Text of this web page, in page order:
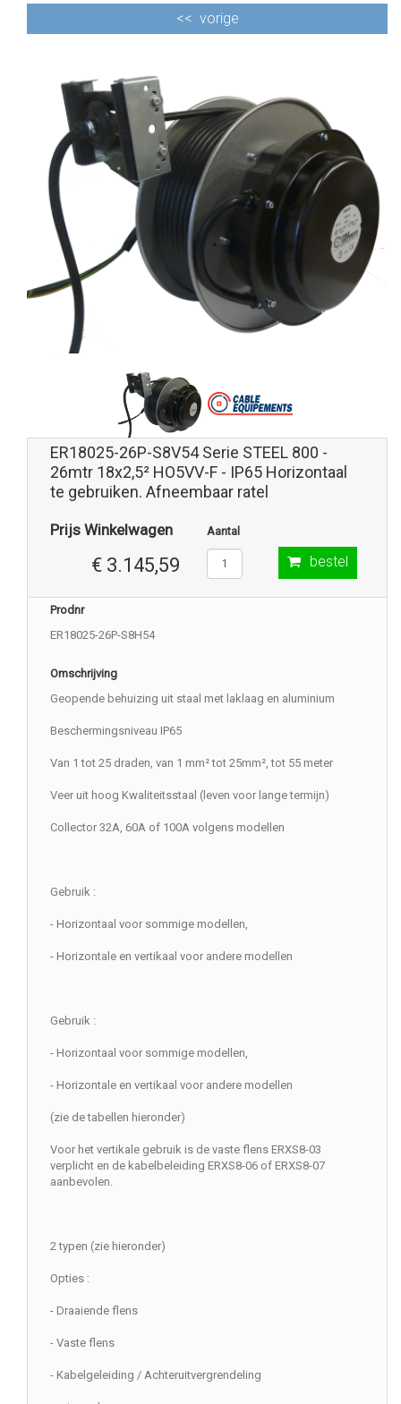
<< vorige
ER18025-26P-S8V54 Serie STEEL 800 -
26mtr 18x2,5² HO5VV-F - IP65 Horizontaal
te gebruiken. Afneembaar ratel
Prijs Winkelwagen
€ 3.145,59
Aantal
bestel
Prodnr
ER18025-26P-S8H54
Omschrijving
Geopende behuizing uit staal met laklaag en aluminium
Beschermingsniveau IP65
Van 1 tot 25 draden, van 1 mm² tot 25mm², tot 55 meter
Veer uit hoog Kwaliteitsstaal (leven voor lange termijn)
Collector 32A, 60A of 100A volgens modellen
Gebruik :
- Horizontaal voor sommige modellen,
- Horizontale en vertikaal voor andere modellen
Gebruik :
- Horizontaal voor sommige modellen,
- Horizontale en vertikaal voor andere modellen
(zie de tabellen hieronder)
Voor het vertikale gebruik is de vaste flens ERXS8-03
verplicht en de kabelbeleiding ERXS8-06 of ERXS8-07
aanbevolen.
2 typen (zie hieronder)
Opties :
- Draaiende flens
- Vaste flens
- Kabelgeleiding / Achteruitvergrendeling